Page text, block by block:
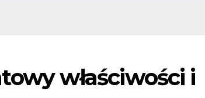
właściwości i